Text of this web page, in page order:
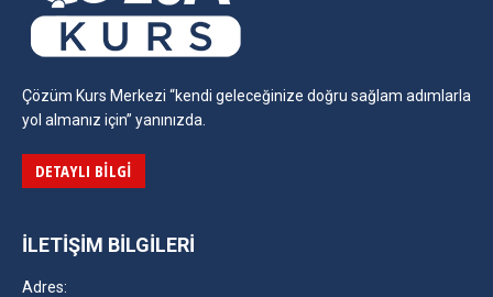
Çözüm Kurs Merkezi “kendi geleceğinize doğru sağlam adımlarla
yol almanız için” yanınızda.
DETAYLI BILGI
İLETIŞIM BILGILERI
Adres: